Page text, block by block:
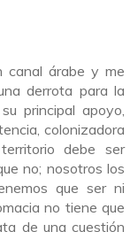
canal árabe y me
derrota para la
principal apoyo,
colonizadora
debe ser
no; nosotros los
que ser ni
no tiene que
de una cuestión